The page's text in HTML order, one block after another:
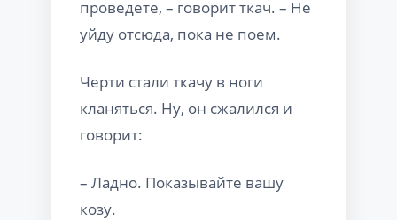
проведете, – говорит ткач. – Не
уйду отсюда, пока не поем.
Черти стали ткачу в ноги
кланяться. Ну, он сжалился и
говорит:
– Ладно. Показывайте вашу
козу.